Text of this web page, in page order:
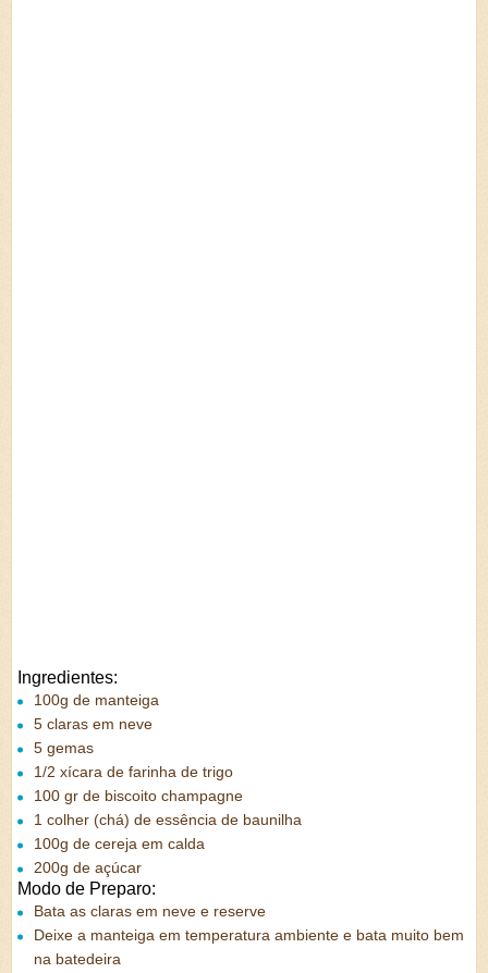
Ingredientes:
100g de manteiga
5 claras em neve
5 gemas
1/2 xícara de farinha de trigo
100 gr de biscoito champagne
1 colher (chá) de essência de baunilha
100g de cereja em calda
200g de açúcar
Modo de Preparo:
Bata as claras em neve e reserve
Deixe a manteiga em temperatura ambiente e bata muito bem
na batedeira